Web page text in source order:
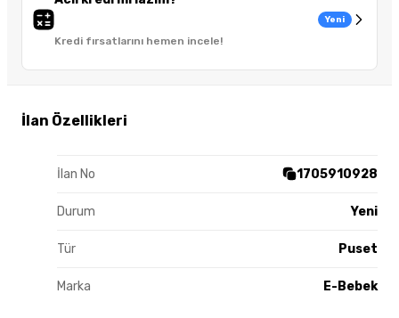
Kredi fırsatlarını hemen incele!
Yeni
İlan Özellikleri
İlan No 1705910928
Durum Yeni
Tür Puset
Marka E-Bebek